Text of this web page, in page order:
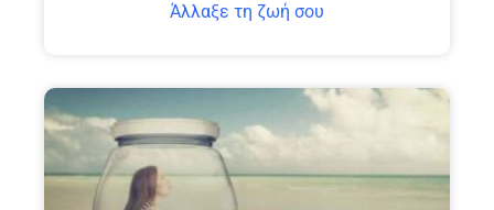
Άλλαξε τη ζωή σου